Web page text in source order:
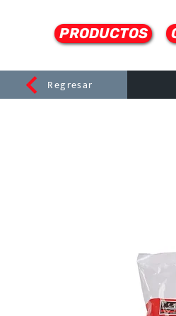
C
PRODUCTOS
Regresar